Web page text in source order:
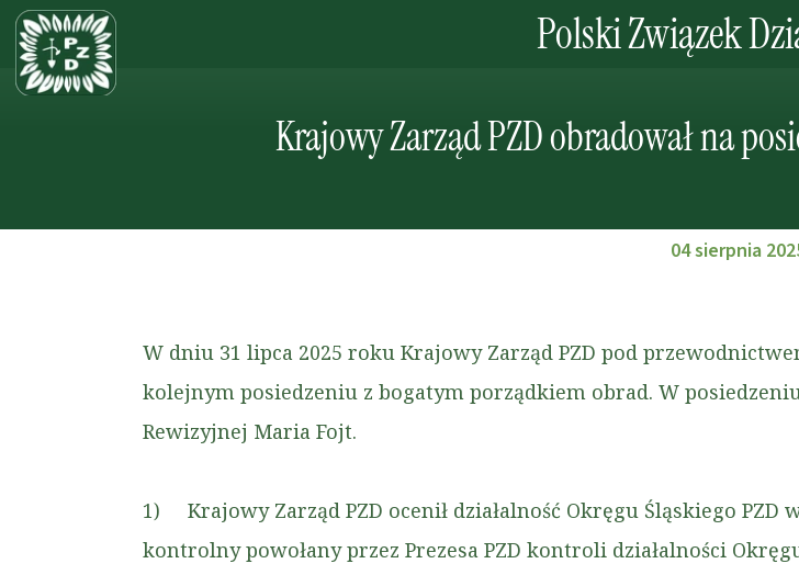
Polski Związek
Krajowy Zarząd PZD obradował na
04 sierpnia
W dniu 31 lipca 2025 roku Krajowy Zarząd PZD pod
kolejnym posiedzeniu z bogatym porządkiem obrad. W
Rewizyjnej Maria Fojt.
1) Krajowy Zarząd PZD ocenił działalność Okręgu Śląskiego
kontrolny powołany przez Prezesa PZD kontroli działalności